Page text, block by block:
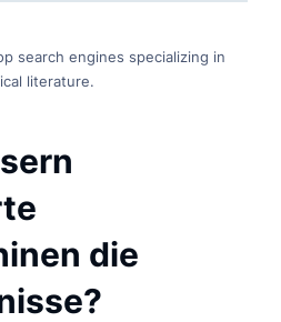
search engines specializing in
literature.
die